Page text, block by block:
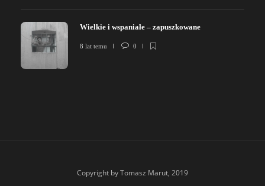
Wielkie i wspaniałe – zapuszkowane
8 lat temu 0
Copyright by Tomasz Marut, 2019